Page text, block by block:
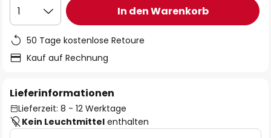
1 In den Warenkorb
50 Tage kostenlose Retoure
Kauf auf Rechnung
Lieferinformationen
Lieferzeit: 8 - 12 Werktage
Kein Leuchtmittel enthalten